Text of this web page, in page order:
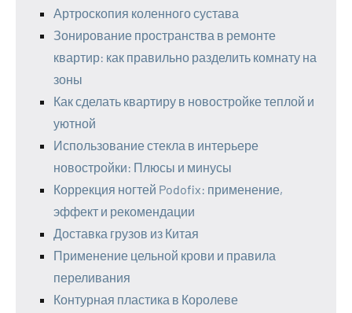
Артроскопия коленного сустава
Зонирование пространства в ремонте
квартир: как правильно разделить комнату на
зоны
Как сделать квартиру в новостройке теплой и
уютной
Использование стекла в интерьере
новостройки: Плюсы и минусы
Коррекция ногтей Podofix: применение,
эффект и рекомендации
Доставка грузов из Китая
Применение цельной крови и правила
переливания
Контурная пластика в Королеве